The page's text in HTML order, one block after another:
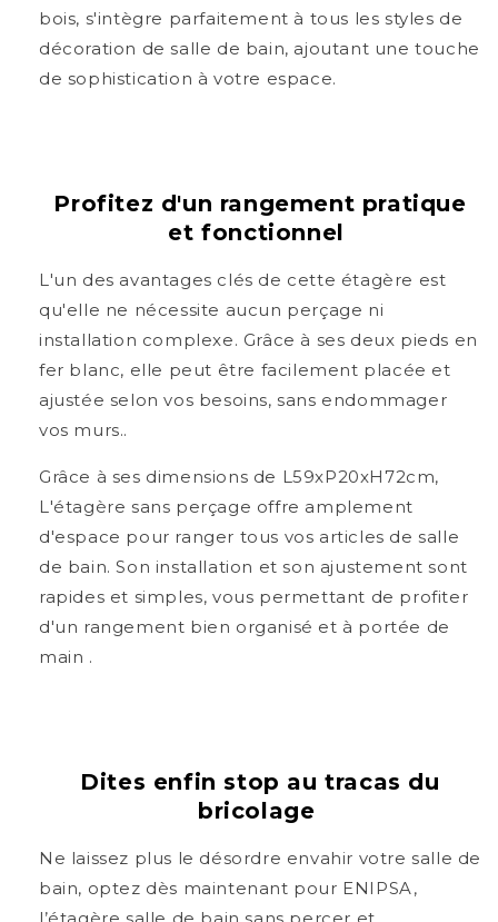
bois, s'intègre parfaitement à tous les styles de
décoration de salle de bain, ajoutant une touche
de sophistication à votre espace.
Profitez d'un rangement pratique
et fonctionnel
L'un des avantages clés de cette étagère est
qu'elle ne nécessite aucun perçage ni
installation complexe. Grâce à ses deux pieds en
fer blanc, elle peut être facilement placée et
ajustée selon vos besoins, sans endommager
vos murs..
Grâce à ses dimensions de L59xP20xH72cm,
L'étagère sans perçage offre amplement
d'espace pour ranger tous vos articles de salle
de bain. Son installation et son ajustement sont
rapides et simples, vous permettant de profiter
d'un rangement bien organisé et à portée de
main .
Dites enfin stop au tracas du
bricolage
Ne laissez plus le désordre envahir votre salle de
bain, optez dès maintenant pour ENIPSA,